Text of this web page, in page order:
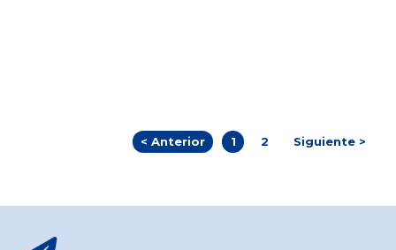
< Anterior 1 2 Siguiente >